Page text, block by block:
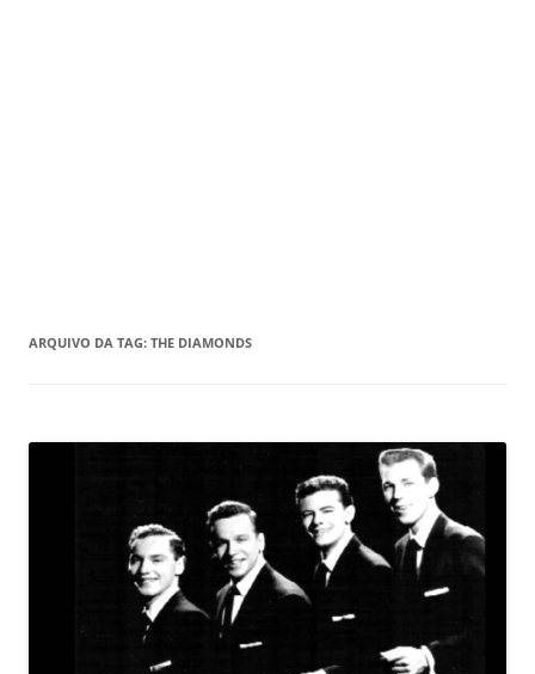
ARQUIVO DA TAG: THE DIAMONDS